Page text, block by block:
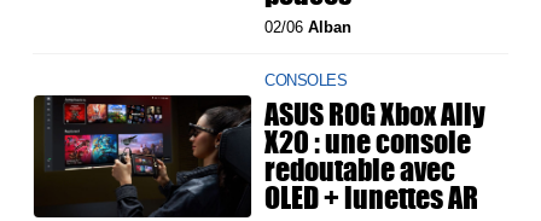
02/06Alban
CONSOLES
ASUS ROG Xbox Ally
X20 : une console
redoutable avec
OLED + lunettes AR